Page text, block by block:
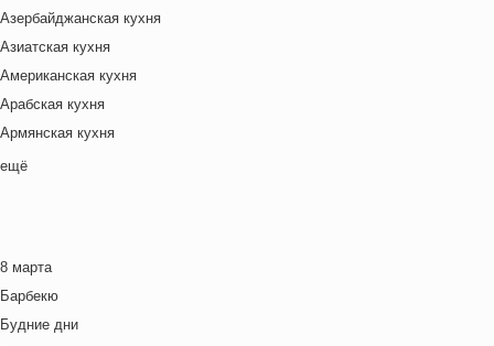
Азербайджанская кухня
Азиатская кухня
Американская кухня
Арабская кухня
Армянская кухня
Белорусская
Венгерская кухня
Греческая кухня
Грузинская кухня
ещё
8 марта
Барбекю
Будние дни